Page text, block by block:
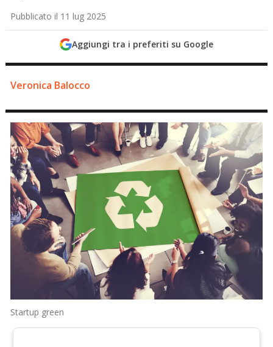
Pubblicato il 11 lug 2025
Aggiungi tra i preferiti su Google
Veronica Balocco
Startup green